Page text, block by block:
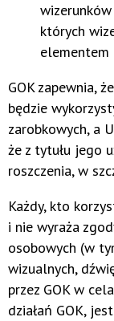
których
elementem
GOK zapewnia,
będzie
zarobkowych, a
że z tytułu jego
roszczenia, w
Każdy, kto
i nie wyraża
osobowych (w
wizualnych,
przez GOK w
działań GOK,